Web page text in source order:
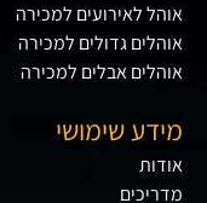
אוהל לאירועים למכירה
אוהלים גדולים למכירה
אוהלים אבלים למכירה
מידע שימושי
אודות
מדריכים